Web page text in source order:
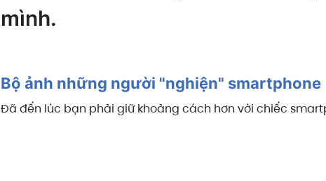
mình.
Bộ ảnh những người "nghiện" smartphone
Đã đến lúc bạn phải giữ khoảng cách hơn với chiếc